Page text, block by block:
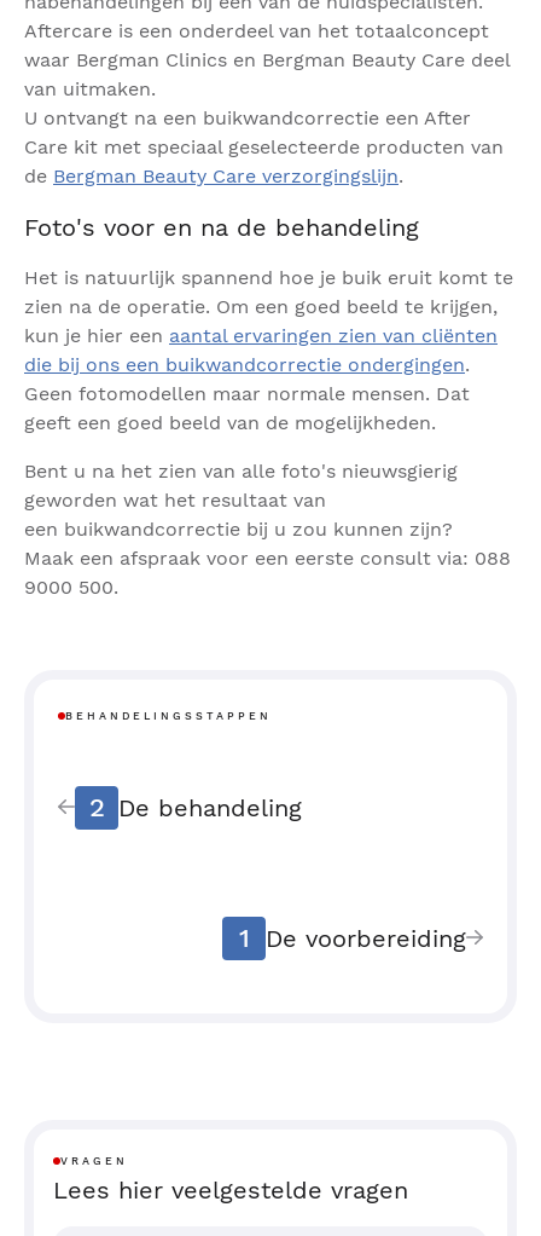
Aftercare is een onderdeel van het totaalconcept
waar Bergman Clinics en Bergman Beauty Care deel
van uitmaken.
U ontvangt na een buikwandcorrectie een After
Care kit met speciaal geselecteerde producten van
de Bergman Beauty Care verzorgingslijn.
Foto's voor en na de behandeling
Het is natuurlijk spannend hoe je buik eruit komt te
zien na de operatie. Om een goed beeld te krijgen,
kun je hier een aantal ervaringen zien van cliënten
die bij ons een buikwandcorrectie ondergingen.
Geen fotomodellen maar normale mensen. Dat
geeft een goed beeld van de mogelijkheden.
Bent u na het zien van alle foto's nieuwsgierig
geworden wat het resultaat van
een buikwandcorrectie bij u zou kunnen zijn?
Maak een afspraak voor een eerste consult via: 088
9000 500.
BEHANDELINGSSTAPPEN
2 De behandeling
1 De voorbereiding
VRAGEN
Lees hier veelgestelde vragen